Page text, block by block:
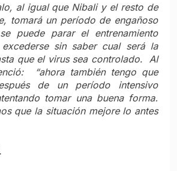
al igual que Nibali y el resto de
tomará un período de engañoso
puede parar el entrenamiento
sin saber cual será la
que el virus sea controlado. Al
“ahora también tengo que
de un período intensivo
tomar una buena forma.
que la situación mejore lo antes